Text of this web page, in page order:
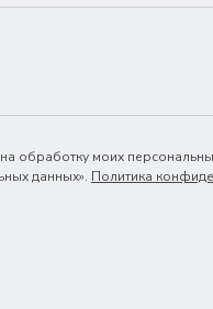
обработку моих
данных». Политика